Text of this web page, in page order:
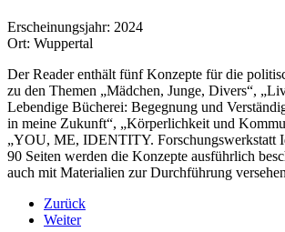
Erscheinungsjahr: 2024
Ort: Wuppertal
Der Reader enthält fünf Konzepte für die
zu den Themen „Mädchen, Junge, Divers“,
Lebendige Bücherei: Begegnung und
in meine Zukunft“, „Körperlichkeit und
„YOU, ME, IDENTITY. Forschungswerkstatt
90 Seiten werden die Konzepte ausführlich
auch mit Materialien zur Durchführung
Zurück
Weiter